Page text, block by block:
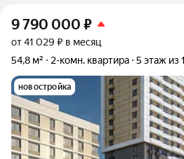
9 790 000 ₽
от 41 029 ₽ в месяц
54,8 м²
2-комн. квартира 5 этаж из
новостройка